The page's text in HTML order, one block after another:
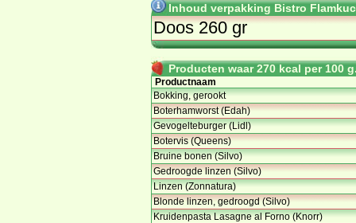
Inhoud verpakking Bistro
Doos 260 gr
Producten waar 270 kcal per 100
Productnaam
Bokking, gerookt
Boterhamworst (Edah)
Gevogelteburger (Lidl)
Botervis (Queens)
Bruine bonen (Silvo)
Gedroogde linzen (Silvo)
Linzen (Zonnatura)
Blonde linzen, gedroogd (Silvo)
Kruidenpasta Lasagne al Forno (Knorr)